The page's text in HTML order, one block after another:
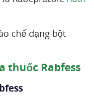
chế dạng bột
thuốc Rabfess